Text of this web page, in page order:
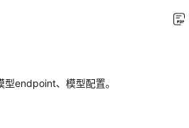
endpoint、模型配置。